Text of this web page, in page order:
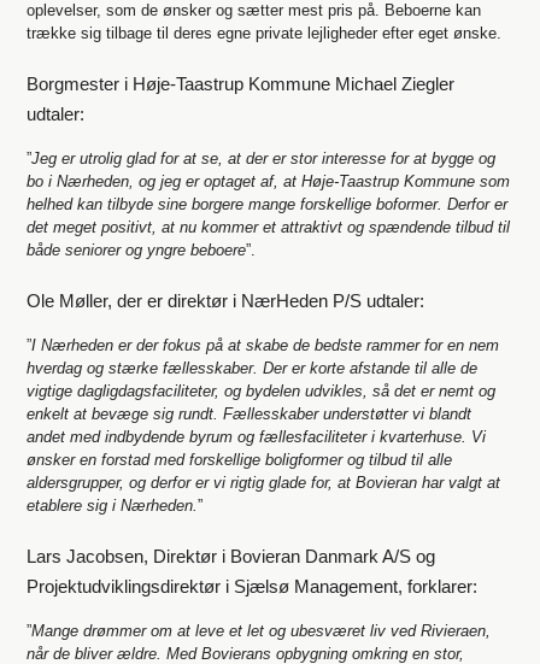
oplevelser, som de ønsker og sætter mest pris på. Beboerne kan
trække sig tilbage til deres egne private lejligheder efter eget ønske.
Borgmester i Høje-Taastrup Kommune Michael Ziegler
udtaler:
”Jeg er utrolig glad for at se, at der er stor interesse for at bygge og
bo i Nærheden, og jeg er optaget af, at Høje-Taastrup Kommune som
helhed kan tilbyde sine borgere mange forskellige boformer. Derfor er
det meget positivt, at nu kommer et attraktivt og spændende tilbud til
både seniorer og yngre beboere”.
Ole Møller, der er direktør i NærHeden P/S udtaler:
”I Nærheden er der fokus på at skabe de bedste rammer for en nem
hverdag og stærke fællesskaber. Der er korte afstande til alle de
vigtige dagligdagsfaciliteter, og bydelen udvikles, så det er nemt og
enkelt at bevæge sig rundt. Fællesskaber understøtter vi blandt
andet med indbydende byrum og fællesfaciliteter i kvarterhuse. Vi
ønsker en forstad med forskellige boligformer og tilbud til alle
aldersgrupper, og derfor er vi rigtig glade for, at Bovieran har valgt at
etablere sig i Nærheden.”
Lars Jacobsen, Direktør i Bovieran Danmark A/S og
Projektudviklingsdirektør i Sjælsø Management, forklarer:
”Mange drømmer om at leve et let og ubesværet liv ved Rivieraen,
når de bliver ældre. Med Bovierans opbygning omkring en stor,